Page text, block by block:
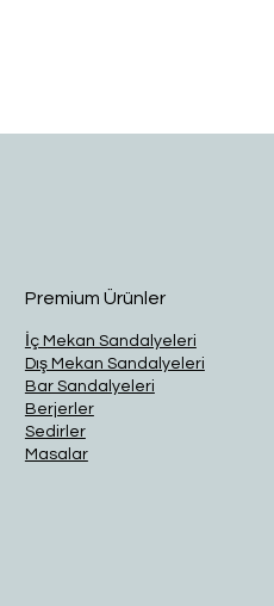
Premium Ürünler
İç Mekan Sandalyeleri
Dış Mekan Sandalyeleri
Bar Sandalyeleri
Berjerler
Sedirler
Masalar